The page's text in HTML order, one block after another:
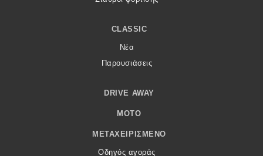
CLASSIC
Νέα
Παρουσιάσεις
DRIVE AWAY
MOTO
ΜΕΤΑΧΕΙΡΙΣΜΈΝΟ
Οδηγός αγοράς